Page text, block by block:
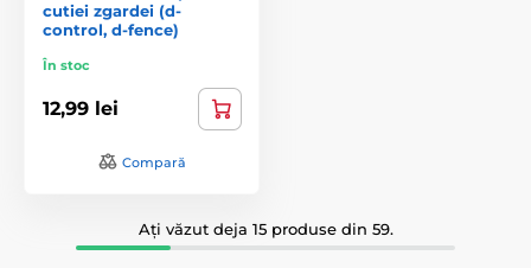
cutiei zgardei (d-
control, d-fence)
În stoc
12,99 lei
Compară
Ați văzut deja 15 produse din 59.